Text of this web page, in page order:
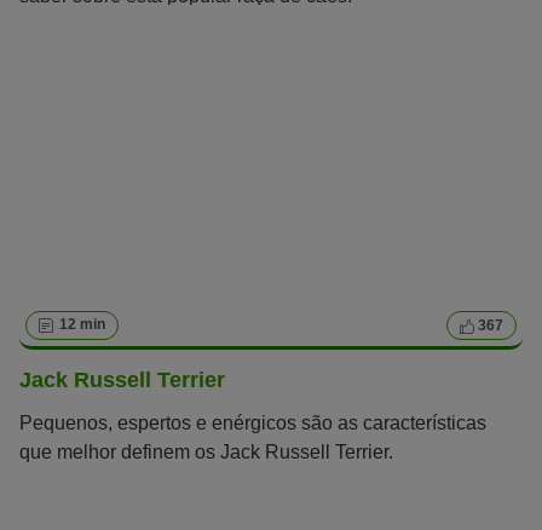
12 min 367
Jack Russell Terrier
Pequenos, espertos e enérgicos são as características
que melhor definem os Jack Russell Terrier.